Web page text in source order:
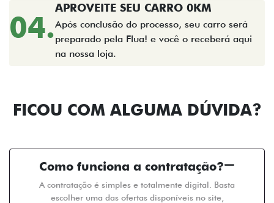
04.
APROVEITE SEU CARRO 0KM
Após conclusão do processo, seu carro será
preparado pela Flua! e você o receberá aqui
na nossa loja.
FICOU COM ALGUMA DÚVIDA?
Como funciona a contratação?
A contratação é simples e totalmente digital. Basta
escolher uma das ofertas disponíveis no site,